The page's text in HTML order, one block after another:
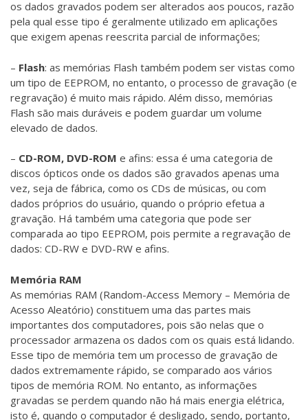
os dados gravados podem ser alterados aos poucos, razão
pela qual esse tipo é geralmente utilizado em aplicações
que exigem apenas reescrita parcial de informações;
– Flash: as memórias Flash também podem ser vistas como
um tipo de EEPROM, no entanto, o processo de gravação (e
regravação) é muito mais rápido. Além disso, memórias
Flash são mais duráveis e podem guardar um volume
elevado de dados.
– CD-ROM, DVD-ROM e afins: essa é uma categoria de
discos ópticos onde os dados são gravados apenas uma
vez, seja de fábrica, como os CDs de músicas, ou com
dados próprios do usuário, quando o próprio efetua a
gravação. Há também uma categoria que pode ser
comparada ao tipo EEPROM, pois permite a regravação de
dados: CD-RW e DVD-RW e afins.
Memória RAM
As memórias RAM (Random-Access Memory – Memória de
Acesso Aleatório) constituem uma das partes mais
importantes dos computadores, pois são nelas que o
processador armazena os dados com os quais está lidando.
Esse tipo de memória tem um processo de gravação de
dados extremamente rápido, se comparado aos vários
tipos de memória ROM. No entanto, as informações
gravadas se perdem quando não há mais energia elétrica,
isto é, quando o computador é desligado, sendo, portanto,